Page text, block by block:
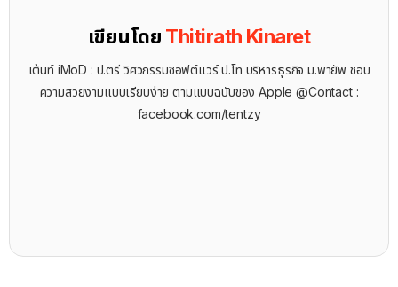
เขียนโดย Thitirath Kinaret
เต้นท์ iMoD : ป.ตรี วิศวกรรมซอฟต์แวร์ ป.โท บริหารธุรกิจ ม.พายัพ ชอบ
ความสวยงามแบบเรียบง่าย ตามแบบฉบับของ Apple @Contact :
facebook.com/tentzy